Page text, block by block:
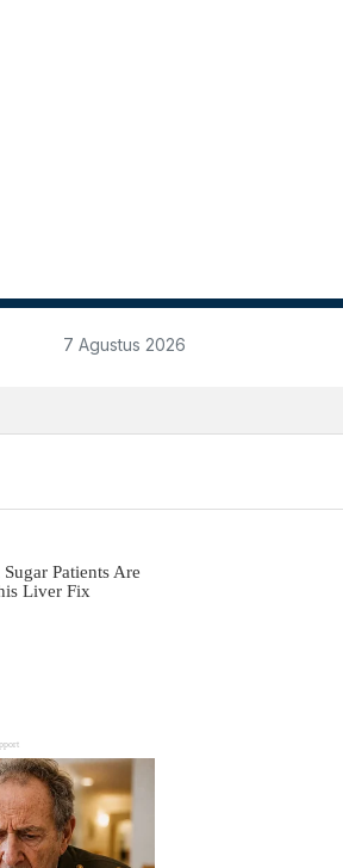
7 Agustus 2026